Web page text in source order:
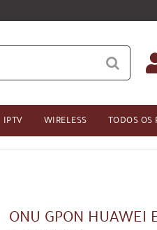
IPTV WIRELESS TODOS OS
ONU GPON HUAWEI